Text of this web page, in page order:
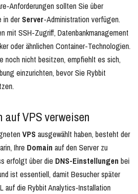
Anforderungen sollten Sie über
in der Server-Administration verfügen.
mit SSH-Zugriff, Datenbankmanagement
oder ähnlichen Container-Technologien.
noch nicht besitzen, empfiehlt es sich,
einzurichten, bevor Sie Rybbit
VPS verweisen
VPS ausgewählt haben, besteht der
Ihre Domain auf den Server zu
erfolgt über die DNS-Einstellungen bei
ist essentiell, damit Besucher später
auf die Rybbit Analytics-Installation